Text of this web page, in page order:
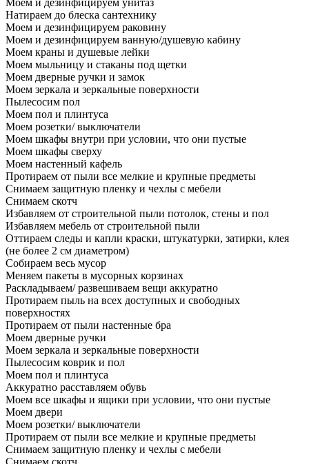
Моем и дезинфицируем унитаз
Натираем до блеска сантехнику
Моем и дезинфицируем раковину
Моем и дезинфицируем ванную/душевую кабину
Моем краны и душевые лейки
Моем мыльницу и стаканы под щетки
Моем дверные ручки и замок
Моем зеркала и зеркальные поверхности
Пылесосим пол
Моем пол и плинтуса
Моем розетки/ выключатели
Моем шкафы внутри при условии, что они пустые
Моем шкафы сверху
Моем настенный кафель
Протираем от пыли все мелкие и крупные предметы
Снимаем защитную пленку и чехлы с мебели
Снимаем скотч
Избавляем от строительной пыли потолок, стены и пол
Избавляем мебель от строительной пыли
Оттираем следы и капли краски, штукатурки, затирки, клея
(не более 2 см диаметром)
Собираем весь мусор
Меняем пакеты в мусорных корзинах
Раскладываем/ развешиваем вещи аккуратно
Протираем пыль на всех доступных и свободных
поверхностях
Протираем от пыли настенные бра
Моем дверные ручки
Моем зеркала и зеркальные поверхности
Пылесосим коврик и пол
Моем пол и плинтуса
Аккуратно расставляем обувь
Моем все шкафы и ящики при условии, что они пустые
Моем двери
Моем розетки/ выключатели
Протираем от пыли все мелкие и крупные предметы
Снимаем защитную пленку и чехлы с мебели
Снимаем скотч